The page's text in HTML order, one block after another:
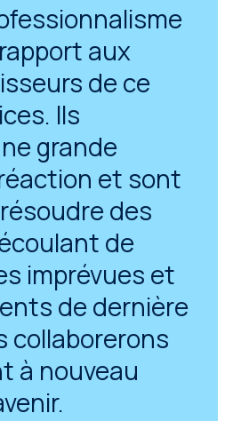
aux
de ce
Ils
grande
et sont
des
de
imprévues et
de dernière
collaborerons
à nouveau